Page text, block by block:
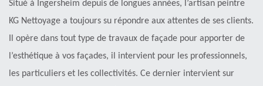
Situé à Ingersheim depuis de longues années, l’artisan peintre
KG Nettoyage a toujours su répondre aux attentes de ses clients.
Il opère dans tout type de travaux de façade pour apporter de
l’esthétique à vos façades, il intervient pour les professionnels,
les particuliers et les collectivités. Ce dernier intervient sur